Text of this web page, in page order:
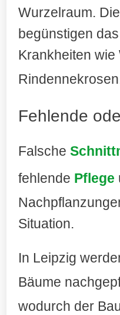
Wurzelraum.
begünstigen
Krankheiten
Rindennekrosen
Fehlende
Falsche
fehlende Pflege
Situation.
In Leipzig
Bäume
wodurch der